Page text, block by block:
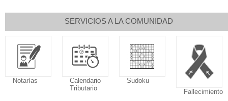
SERVICIOS A LA COMUNIDAD
Notarías
Calendario
Tributario
Sudoku
Fallecimiento